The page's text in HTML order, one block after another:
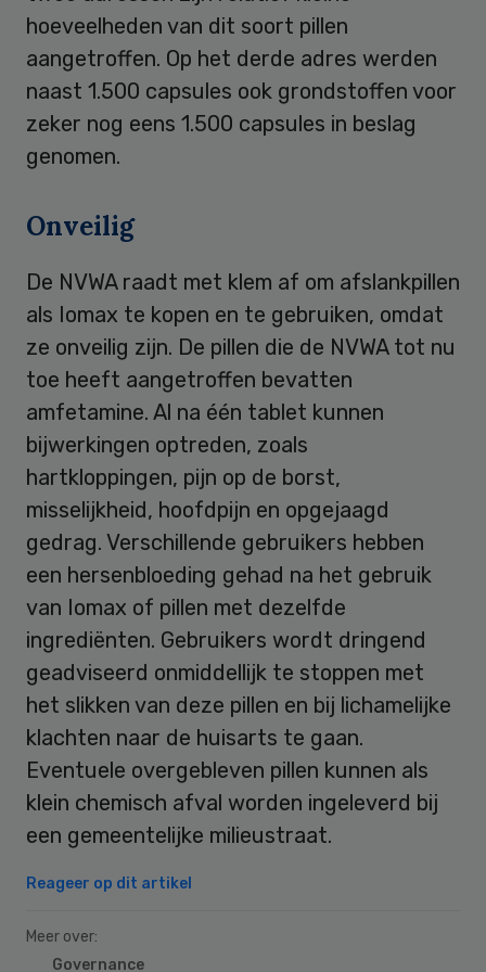
hoeveelheden van dit soort pillen
aangetroffen. Op het derde adres werden
naast 1.500 capsules ook grondstoffen voor
zeker nog eens 1.500 capsules in beslag
genomen.
Onveilig
De NVWA raadt met klem af om afslankpillen
als Iomax te kopen en te gebruiken, omdat
ze onveilig zijn. De pillen die de NVWA tot nu
toe heeft aangetroffen bevatten
amfetamine. Al na één tablet kunnen
bijwerkingen optreden, zoals
hartkloppingen, pijn op de borst,
misselijkheid, hoofdpijn en opgejaagd
gedrag. Verschillende gebruikers hebben
een hersenbloeding gehad na het gebruik
van Iomax of pillen met dezelfde
ingrediënten. Gebruikers wordt dringend
geadviseerd onmiddellijk te stoppen met
het slikken van deze pillen en bij lichamelijke
klachten naar de huisarts te gaan.
Eventuele overgebleven pillen kunnen als
klein chemisch afval worden ingeleverd bij
een gemeentelijke milieustraat.
Reageer op dit artikel
Meer over:
Governance